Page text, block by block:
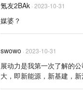
氪友2BAk · 2023-10-31
媒婆？
swowo · 2023-10-31
展动力是我第一次了解的
大，即新能源，新基建，